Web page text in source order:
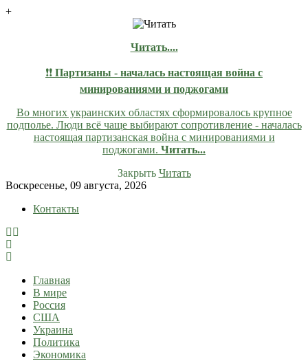
+
Читать....
❗❗ Партизаны - началась настоящая война с
минированиями и поджогами
Во многих украинских областях сформировалось крупное
подполье. Люди всё чаще выбирают сопротивление - началась
настоящая партизанская война с минированиями и
поджогами. Читать...
Закрыть Читать
Skip
content
Воскресенье, 09 августа, 2026
Контакты
lentaruss
lentaruss — Новости
Главная
В мире
Россия
США
Украина
Политика
Экономика